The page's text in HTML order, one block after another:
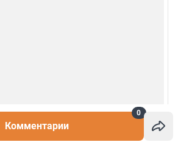
Комментарии
0